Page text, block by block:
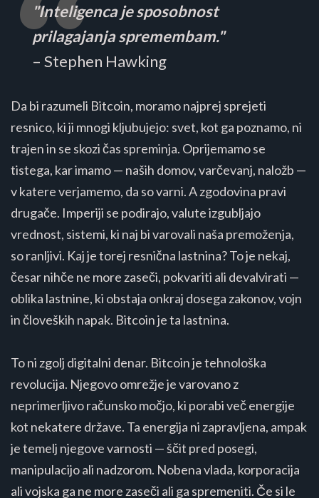
"Inteligenca je sposobnost
prilagajanja spremembam."
– Stephen Hawking
Da bi razumeli Bitcoin, moramo najprej sprejeti
resnico, ki ji mnogi kljubujejo: svet, kot ga poznamo, ni
trajen in se skozi čas spreminja. Oprijemamo se
tistega, kar imamo — naših domov, varčevanj, naložb —
v katere verjamemo, da so varni. A zgodovina pravi
drugače. Imperiji se podirajo, valute izgubljajo
vrednost, sistemi, ki naj bi varovali naša premoženja,
so ranljivi. Kaj je torej resnična lastnina? To je nekaj,
česar nihče ne more zaseči, pokvariti ali devalvirati —
oblika lastnine, ki obstaja onkraj dosega zakonov, vojn
in človeških napak. Bitcoin je ta lastnina.
To ni zgolj digitalni denar. Bitcoin je tehnološka
revolucija. Njegovo omrežje je varovano z
neprimerljivo računsko močjo, ki porabi več energije
kot nekatere države. Ta energija ni zapravljena, ampak
je temelj njegove varnosti — ščit pred posegi,
manipulacijo ali nadzorom. Nobena vlada, korporacija
ali vojska ga ne more zaseči ali ga spremeniti. Če si le